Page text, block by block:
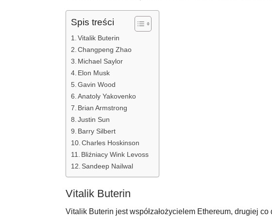
Spis treści
Vitalik Buterin
Changpeng Zhao
Michael Saylor
Elon Musk
Gavin Wood
Anatoly Yakovenko
Brian Armstrong
Justin Sun
Barry Silbert
Charles Hoskinson
Bliźniacy Wink Levoss
Sandeep Nailwal
Vitalik Buterin
Vitalik Buterin jest współzałożycielem Ethereum, drugiej